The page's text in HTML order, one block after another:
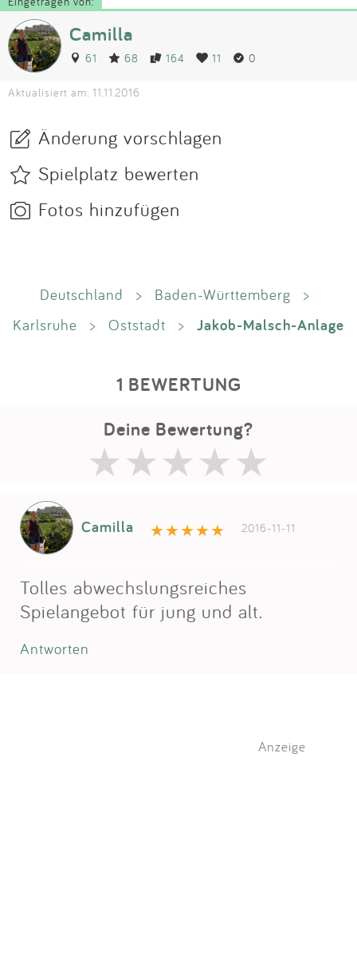
Camilla
61 68 164 11 0
Aktualisiert am: 11.11.2016
Änderung vorschlagen
Spielplatz bewerten
Fotos hinzufügen
Deutschland > Baden-Württemberg
>
Karlsruhe
> Oststadt > Jakob-Malsch-Anlage
1 BEWERTUNG
Deine Bewertung?
Camilla 2016-11-11
Tolles abwechslungsreiches
Spielangebot für jung und alt.
Antworten
Anzeige